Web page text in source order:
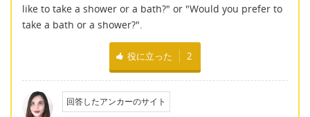
like to take a shower or a bath?" or "Would you prefer to
take a bath or a shower?".
役に立った 2
回答したアンカーのサイト